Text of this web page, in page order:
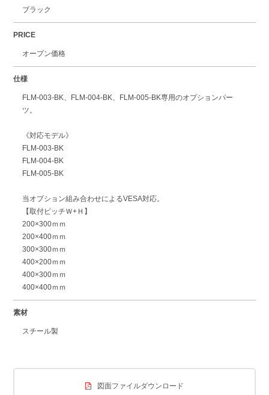
ブラック
PRICE
オープン価格
仕様
FLM-003-BK、FLM-004-BK、FLM-005-BK専用のオプションパー
ツ。
《対応モデル》
FLM-003-BK
FLM-004-BK
FLM-005-BK
当オプション組み合わせによるVESA対応。
【取付ピッチＷ+Ｈ】
200×300ｍｍ
200×400ｍｍ
300×300ｍｍ
400×200ｍｍ
400×300ｍｍ
400×400ｍｍ
素材
スチール製
図面ファイルダウンロード